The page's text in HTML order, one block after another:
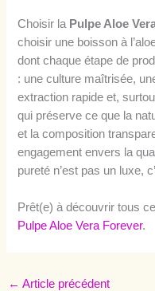
Choisir la Pulpe Aloe
choisir une boisson à
dont chaque étape de
: une culture maîtrisée,
extraction rapide et,
qui préserve ce que la
et la composition
engagement envers la
pureté n’est pas un luxe,
Prêt(e) à découvrir tous
Pulpe Aloe Vera Forever.
← Article précédent